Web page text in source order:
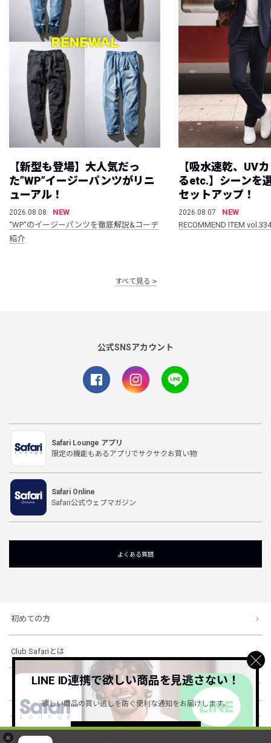
×
【新型も登場】大人気だっ
た”WP”イージーパンツがリニ
ューアル！
2026.08.08
NEW
“WP”のイージーパンツを徹底解説&コーデ
紹介
【吸水速乾、UV
るetc.】シーンを
セットアップ！
2026.08.07
NEW
RECOMMEND ITEM vol.334
すべて見る
公式SNSアカウント
Safari Lounge アプリ
限定の機能もあるアプリでサクサクお買い物
Safari Online
Safari公式ウェブマガジン
よくある質問
初めての方
Club Safariとは
ショッピングガイド
会社概要・規約
LINE ID連携で欲しい商品を見逃さない！
欲しい商品の買い逃しを防ぐ便利な通知をお届けします。
詳しくはこちら ＞